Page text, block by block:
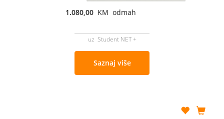
1.080,00 KM odmah
uz Student NET +
Saznaj više